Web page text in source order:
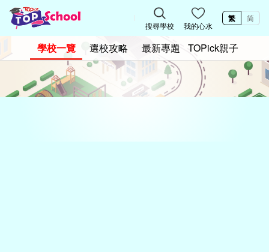
搜尋學校 我的心水
繁 简
學校一覽 選校攻略 最新專題 TOPick親子